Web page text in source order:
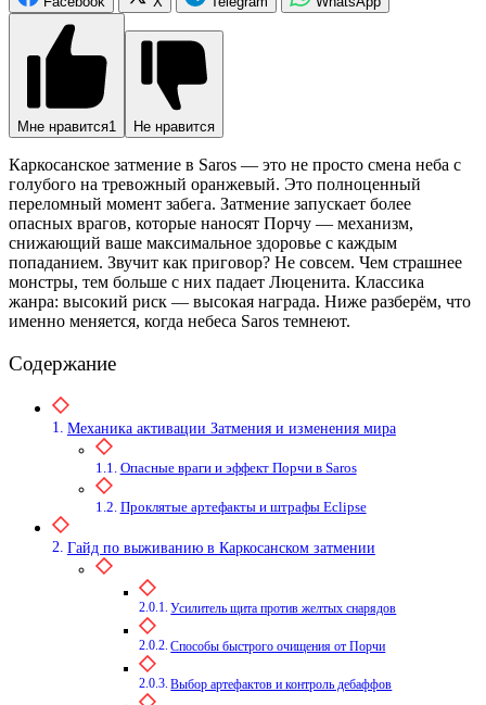
Мне нравится1 Не нравится
Каркосанское затмение в Saros — это не просто смена неба с
голубого на тревожный оранжевый. Это полноценный
переломный момент забега. Затмение запускает более
опасных врагов, которые наносят Порчу — механизм,
снижающий ваше максимальное здоровье с каждым
попаданием. Звучит как приговор? Не совсем. Чем страшнее
монстры, тем больше с них падает Люценита. Классика
жанра: высокий риск — высокая награда. Ниже разберём, что
именно меняется, когда небеса Saros темнеют.
Содержание
Механика активации Затмения и изменения мира
Опасные враги и эффект Порчи в Saros
Проклятые артефакты и штрафы Eclipse
Гайд по выживанию в Каркосанском затмении
Усилитель щита против желтых снарядов
Способы быстрого очищения от Порчи
Выбор артефактов и контроль дебаффов